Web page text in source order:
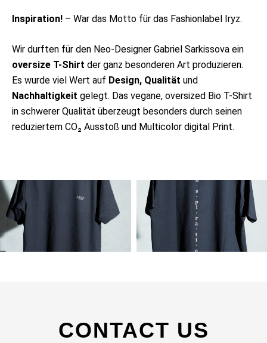
Inspiration! – War das Motto für das Fashionlabel Iryz.
Wir durften für den Neo-Designer Gabriel Sarkissova ein
oversize T-Shirt der ganz besonderen Art produzieren.
Es wurde viel Wert auf Design, Qualität und
Nachhaltigkeit gelegt. Das vegane, oversized Bio T-Shirt
in schwerer Qualität überzeugt besonders durch seinen
reduziertem CO₂ Ausstoß und Multicolor digital Print.
CONTACT US